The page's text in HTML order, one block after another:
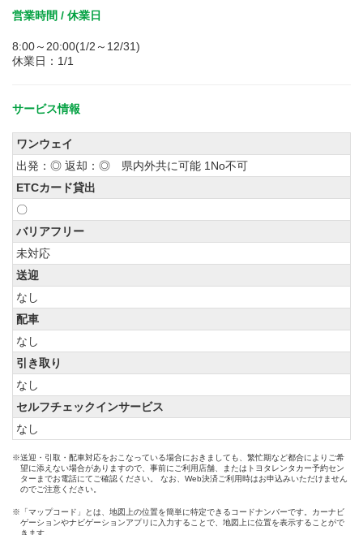
営業時間 / 休業日
8:00～20:00(1/2～12/31)
休業日：1/1
サービス情報
ワンウェイ
出発：◎ 返却：◎ 県内外共に可能 1No不可
ETCカード貸出
〇
バリアフリー
未対応
送迎
なし
配車
なし
引き取り
なし
セルフチェックインサービス
なし
※送迎・引取・配車対応をおこなっている場合におきましても、繁忙期など都合によりご希
望に添えない場合がありますので、事前にご利用店舗、またはトヨタレンタカー予約セン
ターまでお電話にてご確認ください。 なお、Web決済ご利用時はお申込みいただけません
のでご注意ください。
※「マップコード」とは、地図上の位置を簡単に特定できるコードナンバーです。カーナビ
ゲーションやナビゲーションアプリに入力することで、地図上に位置を表示することがで
きます。